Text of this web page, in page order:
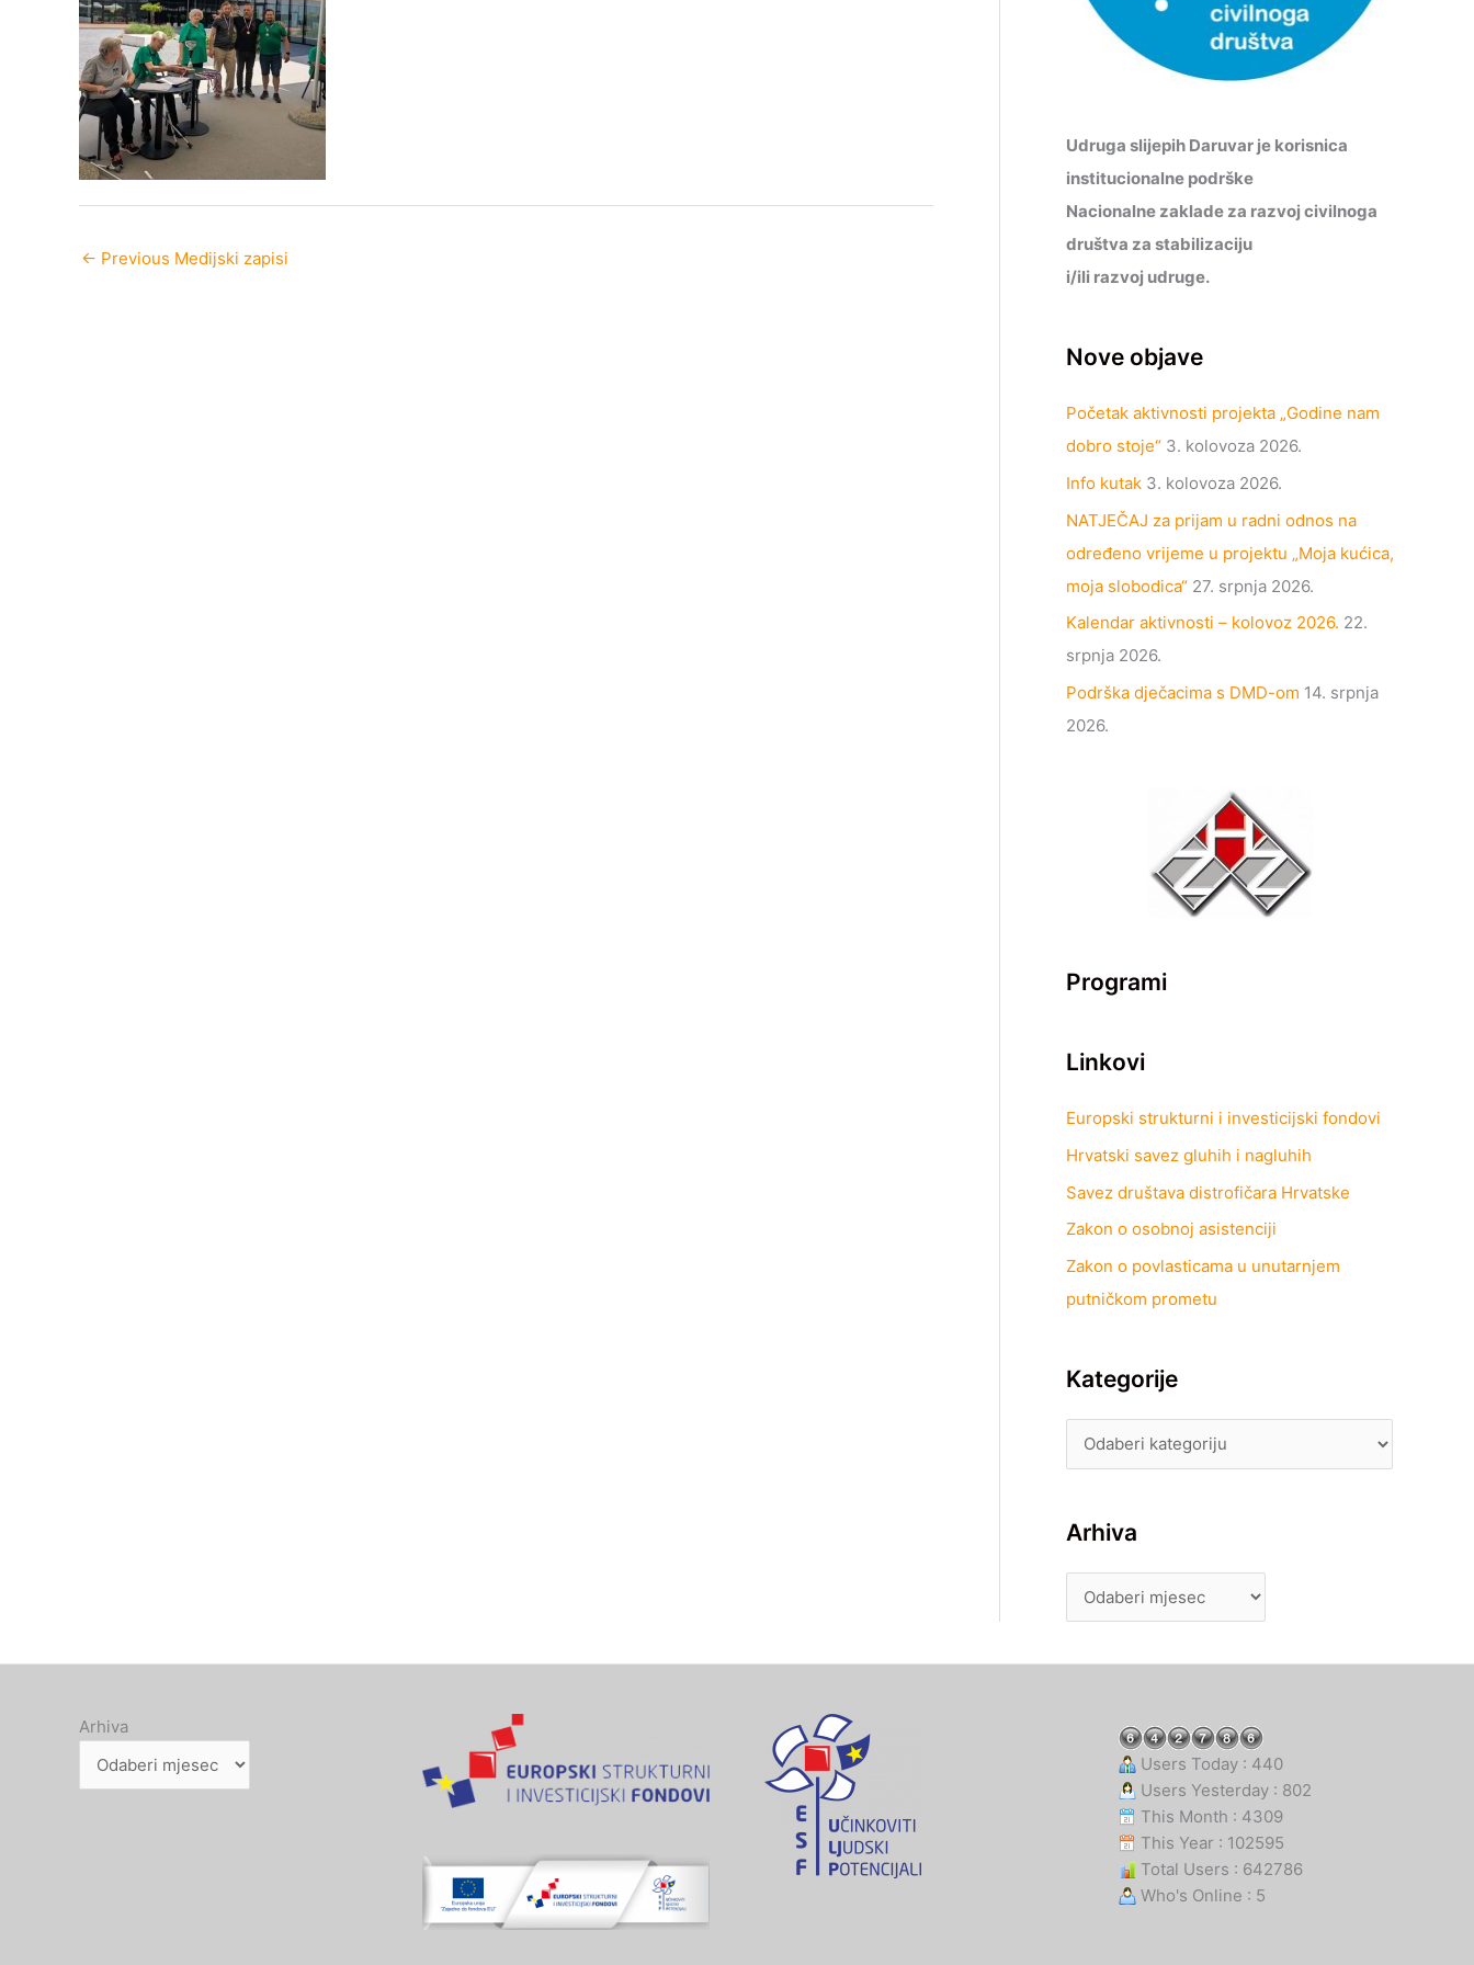
← Previous Medijski zapisi
Udruga slijepih Daruvar je korisnica
institucionalne podrške
Nacionalne zaklade za razvoj civilnoga
društva za stabilizaciju
i/ili razvoj udruge.
Nove objave
Početak aktivnosti projekta „Godine nam
dobro stoje“ 3. kolovoza 2026.
Info kutak 3. kolovoza 2026.
NATJEČAJ za prijam u radni odnos na
određeno vrijeme u projektu „Moja kućica,
moja slobodica“ 27. srpnja 2026.
Kalendar aktivnosti – kolovoz 2026. 22.
srpnja 2026.
Podrška dječacima s DMD-om 14. srpnja
2026.
Programi
Linkovi
Europski strukturni i investicijski fondovi
Hrvatski savez gluhih i nagluhih
Savez društava distrofičara Hrvatske
Zakon o osobnoj asistenciji
Zakon o povlasticama u unutarnjem
putničkom prometu
Kategorije
Arhiva
Arhiva
Users Today : 440
Users Yesterday : 802
This Month : 4309
This Year : 102595
Total Users : 642786
Who's Online : 5